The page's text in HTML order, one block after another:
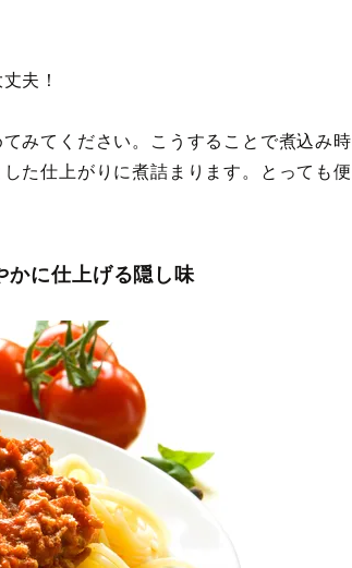
夫！
みてください。こうすることで煮込み時
た仕上がりに煮詰まります。とっても便
かに仕上げる隠し味